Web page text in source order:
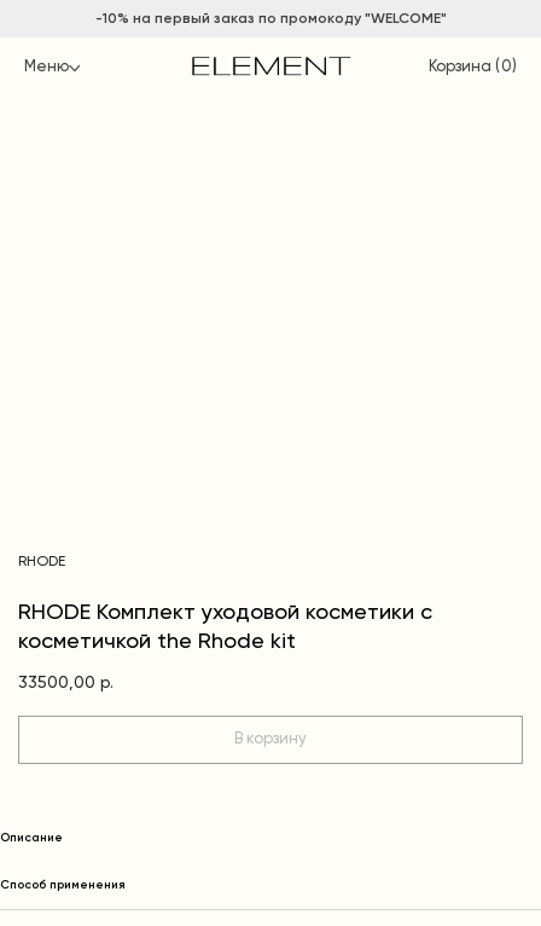
-10% на первый заказ по промокоду "WELCOME"
Корзина (
Меню )
0
RHODE Комплект уходовой косметики c
косметичкой the Rhode kit
RHODE
33500,00 р.
В корзину
Описание
Способ применения